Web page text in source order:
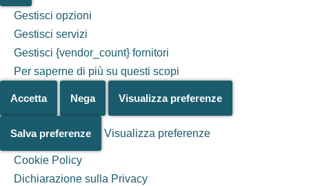
Gestisci opzioni
Gestisci servizi
Gestisci {vendor_count} fornitori
Per saperne di più su questi scopi
Accetta Nega Visualizza preferenze
Salva preferenze Visualizza preferenze
Cookie Policy
Dichiarazione sulla Privacy